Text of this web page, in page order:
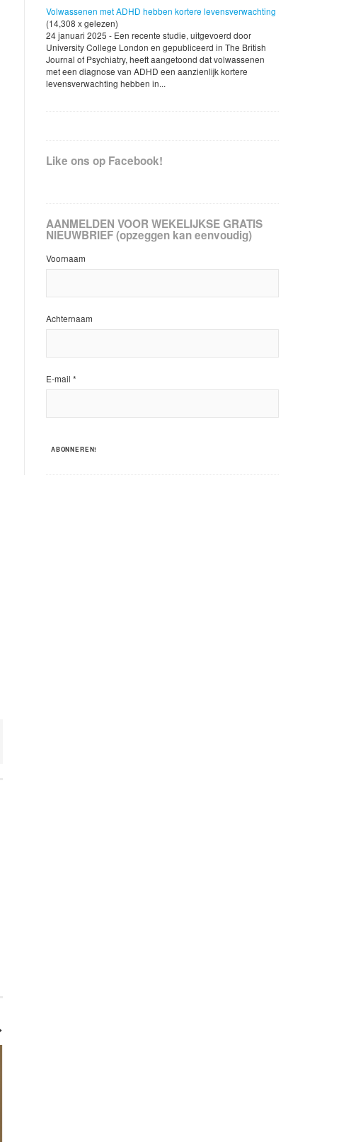
Volwassenen met ADHD hebben kortere levensverwachting
(14,308 x gelezen)
24 januari 2025 - Een recente studie, uitgevoerd door
University College London en gepubliceerd in The British
Journal of Psychiatry, heeft aangetoond dat volwassenen
met een diagnose van ADHD een aanzienlijk kortere
levensverwachting hebben in...
Like ons op Facebook!
AANMELDEN VOOR WEKELIJKSE GRATIS
NIEUWBRIEF (opzeggen kan eenvoudig)
Voornaam
Achternaam
E-mail *